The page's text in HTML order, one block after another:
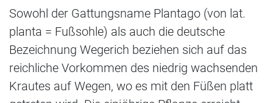
Sowohl der Gattungsname Plantago (von lat.
planta = Fußsohle) als auch die deutsche
Bezeichnung Wegerich beziehen sich auf das
reichliche Vorkommen des niedrig wachsenden
Krautes auf Wegen, wo es mit den Füßen platt